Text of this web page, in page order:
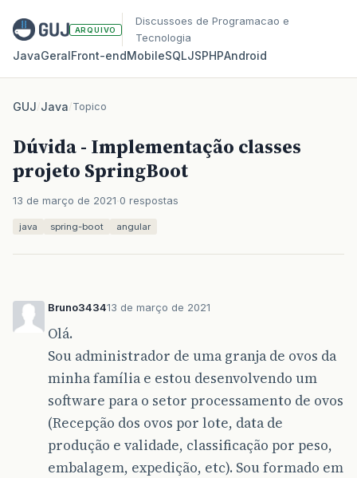
ARQUIVO
Discussoes de Programacao e
Tecnologia
JavaGeralFront‑endMobileSQLJSPHPAndroid
GUJ/Java/Topico
Dúvida - Implementação classes
projeto SpringBoot
13 de março de 2021 0 respostas
java spring-boot angular
Bruno343413 de março de 2021
Olá.
Sou administrador de uma granja de ovos da
minha família e estou desenvolvendo um
software para o setor processamento de ovos
(Recepção dos ovos por lote, data de
produção e validade, classificação por peso,
embalagem, expedição, etc). Sou formado em